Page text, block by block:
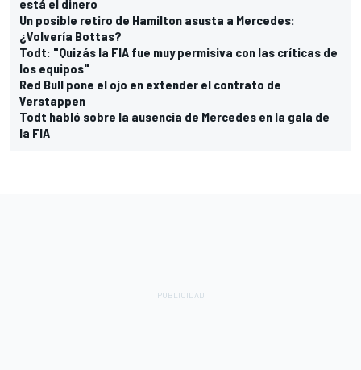
está el dinero
Un posible retiro de Hamilton asusta a Mercedes:
¿Volvería Bottas?
Todt: "Quizás la FIA fue muy permisiva con las críticas de
los equipos"
Red Bull pone el ojo en extender el contrato de
Verstappen
Todt habló sobre la ausencia de Mercedes en la gala de
la FIA